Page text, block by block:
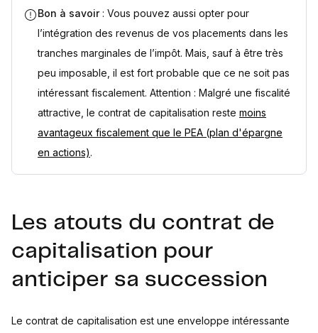
Bon à savoir : Vous pouvez aussi opter pour
l’intégration des revenus de vos placements dans les
tranches marginales de l’impôt. Mais, sauf à être très
peu imposable, il est fort probable que ce ne soit pas
intéressant fiscalement. Attention : Malgré une fiscalité
attractive, le contrat de capitalisation reste moins
avantageux fiscalement que le PEA (plan d'épargne
en actions).
Les atouts du contrat de
capitalisation pour
anticiper sa succession
Le contrat de capitalisation est une enveloppe intéressante